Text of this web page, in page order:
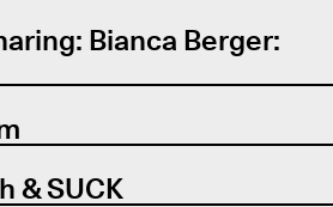
Bianca Berger:
& SUCK